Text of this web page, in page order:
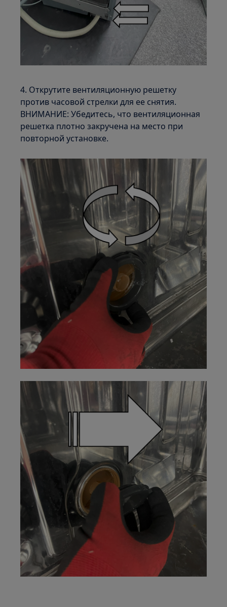
4. Открутите вентиляционную решетку
против часовой стрелки для ее снятия.
ВНИМАНИЕ: Убедитесь, что вентиляционная
решетка плотно закручена на место при
повторной установке.